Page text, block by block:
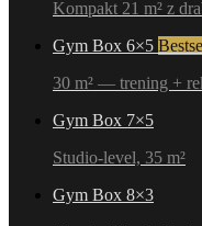
Kompakt 21 m² z
Gym Box 6×5
30 m² — trening +
Gym Box 7×5
Studio-level, 35 m²
Gym Box 8×3